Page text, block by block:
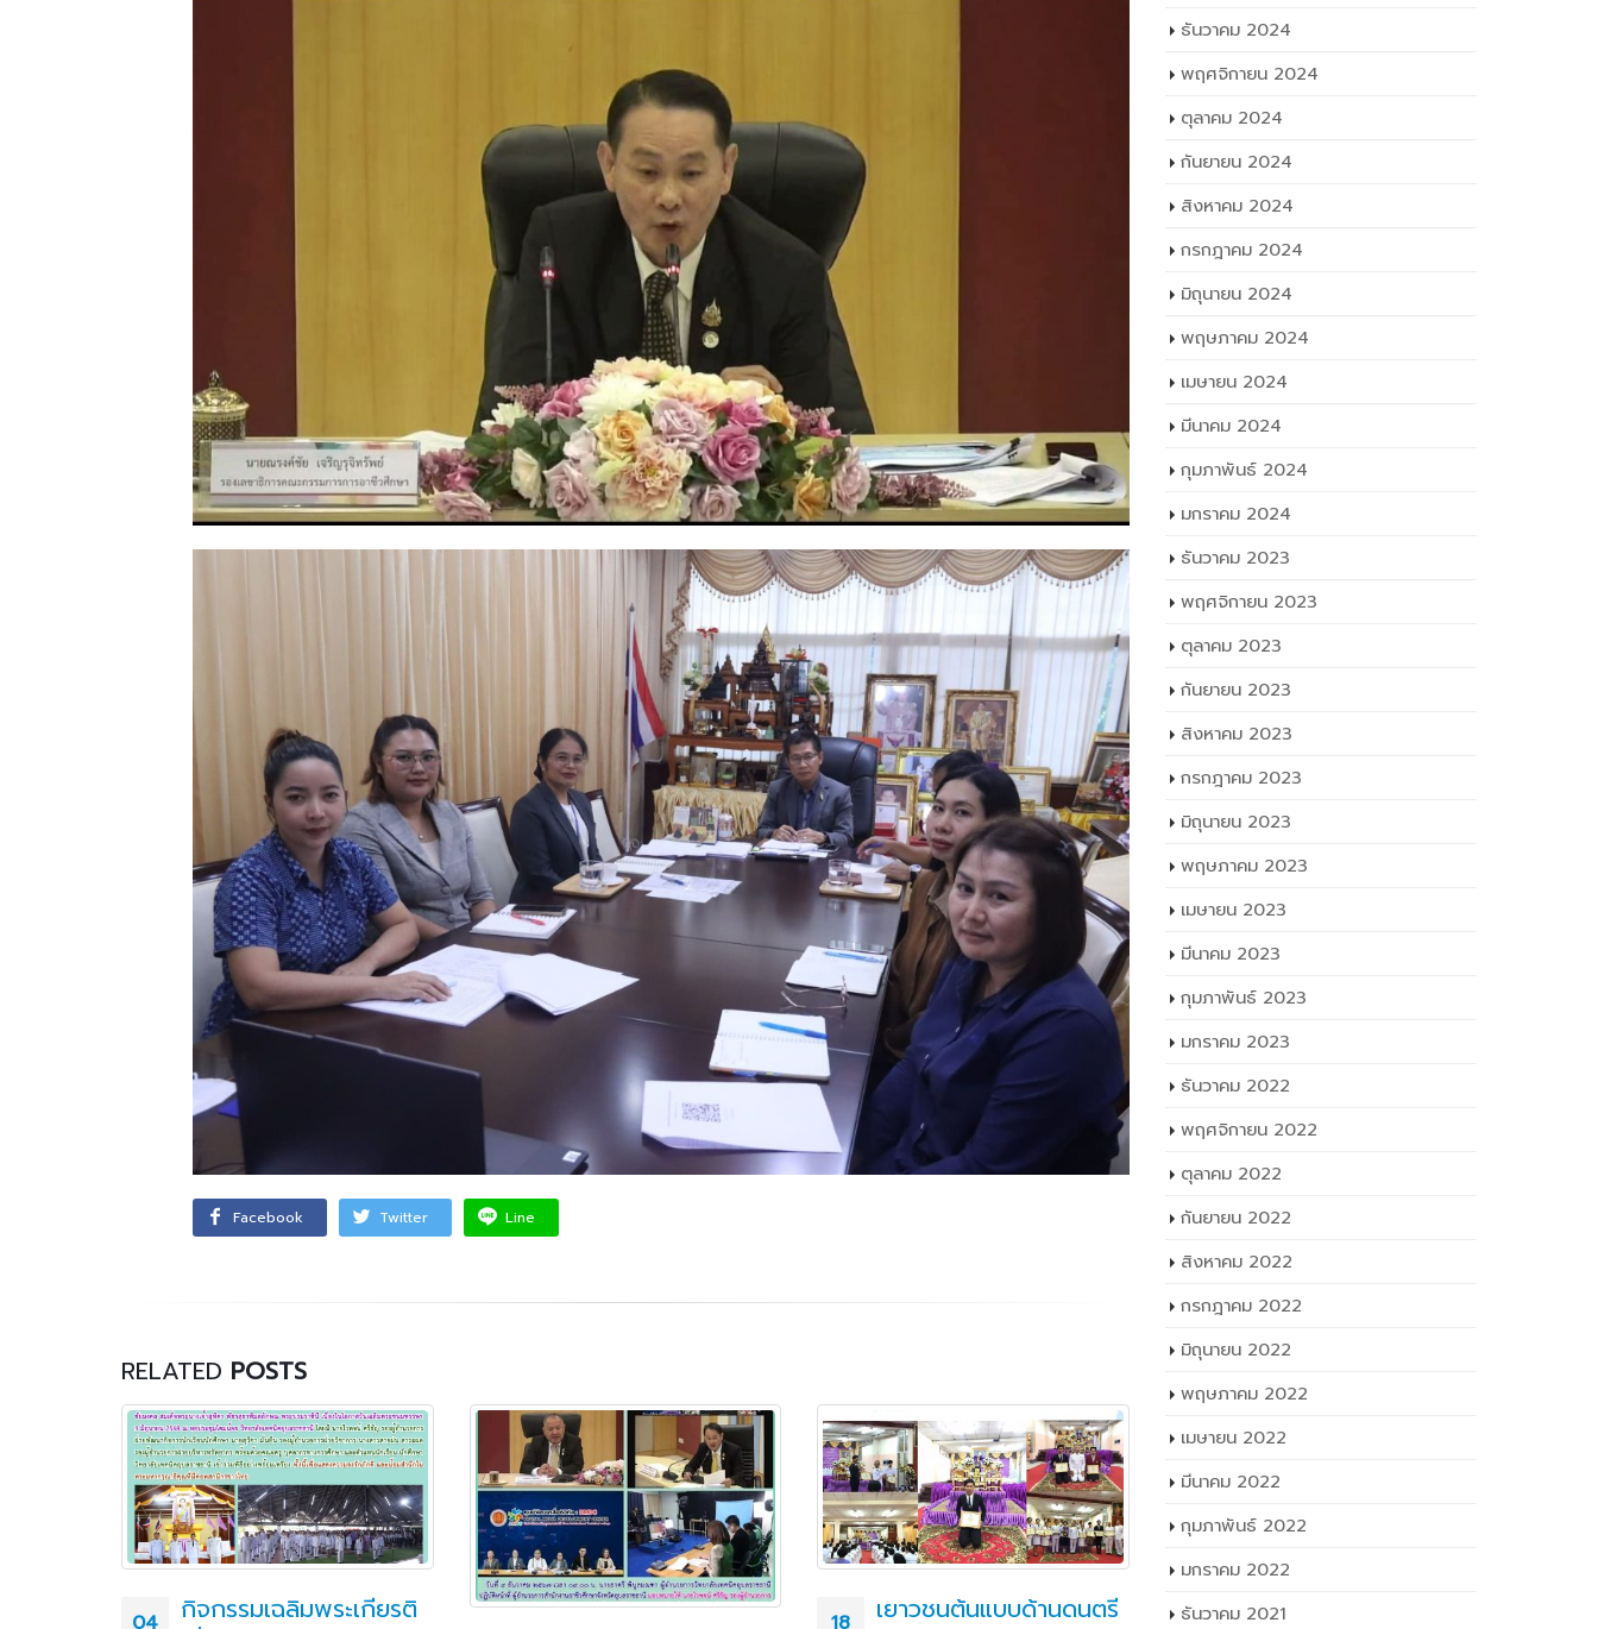
Facebook Twitter Line
RELATED POSTS
กิจกรรมเฉลิมพระเกียรติ
เยาวชนต้นแบบด้านดนตรี
พิธีปิดและมอบเกียรติบัตร
ธันวาคม 2024
พฤศจิกายน 2024
ตุลาคม 2024
กันยายน 2024
สิงหาคม 2024
กรกฎาคม 2024
มิถุนายน 2024
พฤษภาคม 2024
เมษายน 2024
มีนาคม 2024
กุมภาพันธ์ 2024
มกราคม 2024
ธันวาคม 2023
พฤศจิกายน 2023
ตุลาคม 2023
กันยายน 2023
สิงหาคม 2023
กรกฎาคม 2023
มิถุนายน 2023
พฤษภาคม 2023
เมษายน 2023
มีนาคม 2023
กุมภาพันธ์ 2023
มกราคม 2023
ธันวาคม 2022
พฤศจิกายน 2022
ตุลาคม 2022
กันยายน 2022
สิงหาคม 2022
กรกฎาคม 2022
มิถุนายน 2022
พฤษภาคม 2022
เมษายน 2022
มีนาคม 2022
กุมภาพันธ์ 2022
มกราคม 2022
ธันวาคม 2021